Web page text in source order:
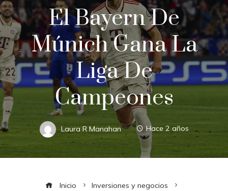
El Bayern De
Múnich Gana La
Liga De
Campeones
Laura R Manahan Hace 2 años
Inicio
Inversiones y negocios